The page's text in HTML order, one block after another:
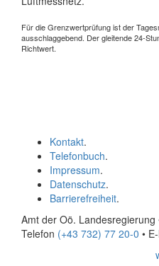
Für die Grenzwertprüfung ist der
ausschlaggebend. Der gleitende 24-
Richtwert.
Kontakt.
Telefonbuch.
Impressum.
Datenschutz.
Barrierefreiheit.
Amt der Oö. Landesregierung
Telefon (+43 732) 77 20-0 •